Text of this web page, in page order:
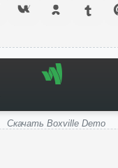
Скачать Boxville Demo